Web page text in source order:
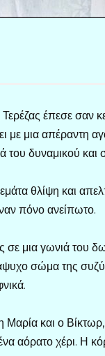
έπεσε σαν
με μια
του δυναμικού
θλίψη και
πόνο ανείπωτο.
μια γωνιά του
σώμα της
η Μαρία και ο
αόρατο χέρι. Η